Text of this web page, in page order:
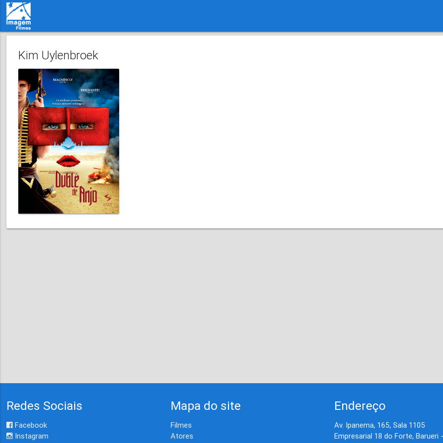
Kim Uylenbroek
Redes Sociais
Facebook
Instagram
Mapa do site
Filmes
Atores
Endereço
Av. Ipanema, 165, Sala 1105
Empresarial 18 do Forte, Barueri